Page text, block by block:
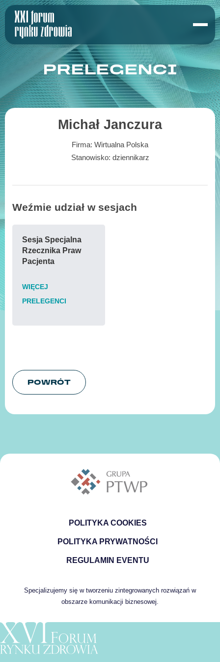
PRELEGENCI
Michał Janczura
Firma: Wirtualna Polska
Stanowisko: dziennikarz
Weźmie udział w sesjach
Sesja Specjalna
Rzecznika Praw
Pacjenta
WIĘCEJ
PRELEGENCI
POWRÓT
Specjalizujemy się w tworzeniu zintegrowanych rozwiązań w
obszarze komunikacji biznesowej.
POLITYKA COOKIES
POLITYKA PRYWATNOŚCI
REGULAMIN EVENTU